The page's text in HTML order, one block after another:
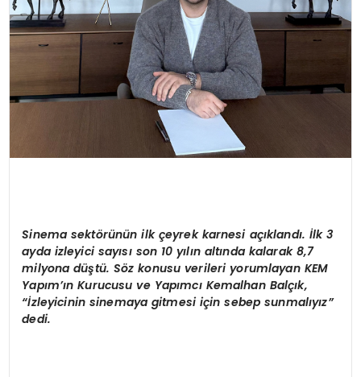
Sinema sektörünün ilk çeyrek karnesi açıklandı. İlk 3
ayda izleyici sayısı son 10 yılın altında kalarak 8,7
milyona düştü. Söz konusu verileri yorumlayan KEM
Yapım’ın Kurucusu ve Yapımcı Kemalhan Balçık,
“İzleyicinin sinemaya gitmesi için sebep sunmalıyız”
dedi.